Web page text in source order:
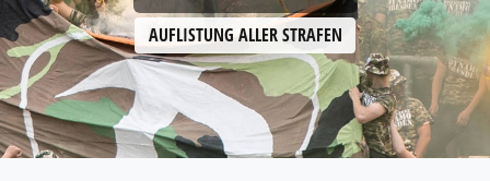
AUFLISTUNG ALLER STRAFEN